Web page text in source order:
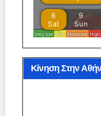
Κίνηση Στην